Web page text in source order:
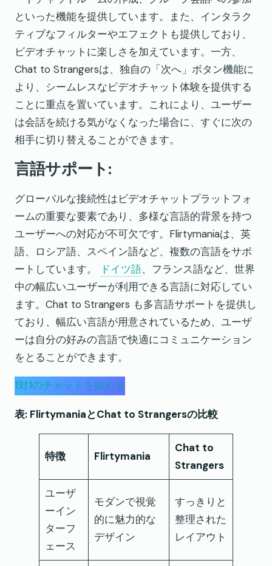
といった機能を提供しています。また、インタラク
ティブなフィルターやエフェクトも提供しており、
ビデオチャットに楽しさを加えています。一方、
Chat to Strangersは、独自の「次へ」ボタン機能に
より、シームレスなビデオチャット体験を提供する
ことに重点を置いています。これにより、ユーザー
は会話を続ける気がなくなった場合に、すぐに次の
相手に切り替えることができます。
言語サポート:
グローバルな接続性はビデオチャットプラットフォ
ームの重要な要素であり、多様な言語的背景を持つ
ユーザーへの対応が不可欠です。Flirtymaniaは、英
語、ロシア語、スペイン語など、複数の言語をサポ
ートしています。
ドイツ語、フランス語など、世界
中の幅広いユーザーが利用できる言語に対応してい
ます。Chat to Strangers も多言語サポートを提供し
ており、幅広い言語が用意されているため、ユーザ
ーは自分の好みの言語で快適にコミュニケーション
をとることができます。
1対1のチャットを始める
表: FlirtymaniaとChat to Strangersの比較
特徴 Flirtymania
Chat to
Strangers
ユーザ
ーイン
ターフ
ェース
モダンで視覚
的に魅力的な
デザイン
すっきりと
整理された
レイアウト